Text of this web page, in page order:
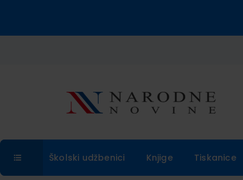
Školski udžbenici Knjige Tiskanice